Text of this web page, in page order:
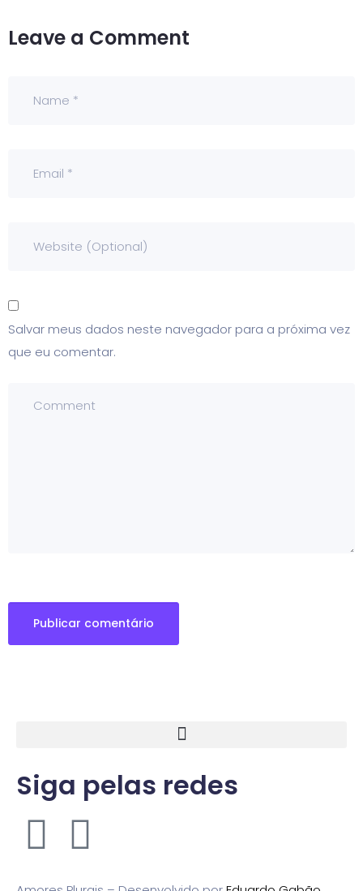
Leave a Comment
Salvar meus dados neste navegador para a próxima vez
que eu comentar.
Siga pelas redes